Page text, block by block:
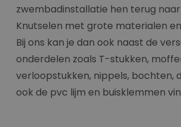
zwembadinstallatie hen terug
Knutselen met grote materialen
Bij ons kan je dan ook naast de
onderdelen zoals T-stukken,
verloopstukken, nippels, bochten,
ook de pvc lijm en buisklemmen